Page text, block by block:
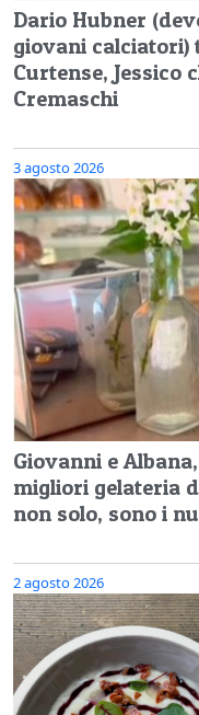
Dario Hubner
giovani calciatori)
Curtense, Jessico
Cremaschi
3 agosto 2026
Giovanni e
migliori gelateria
non solo, sono i
2 agosto 2026